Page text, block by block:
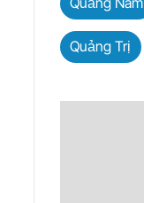
Quảng Trị